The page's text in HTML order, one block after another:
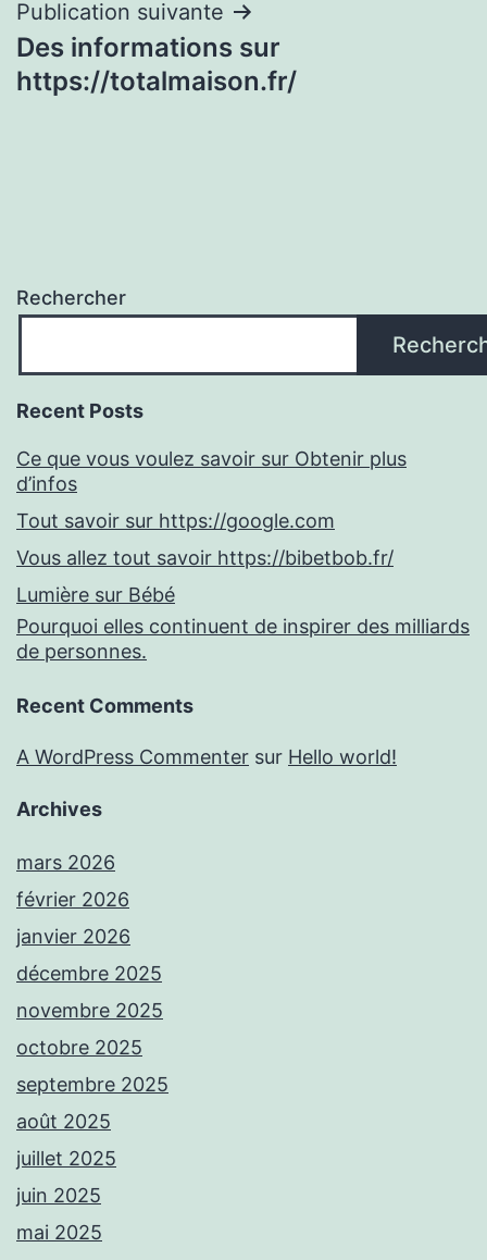
Publication suivante
Des informations sur
https://totalmaison.fr/
Rechercher
Recent Posts
Ce que vous voulez savoir sur Obtenir plus
d’infos
Tout savoir sur https://google.com
Vous allez tout savoir https://bibetbob.fr/
Lumière sur Bébé
Pourquoi elles continuent de inspirer des milliards
de personnes.
Recent Comments
A WordPress Commenter sur Hello world!
Archives
mars 2026
février 2026
janvier 2026
décembre 2025
novembre 2025
octobre 2025
septembre 2025
août 2025
juillet 2025
juin 2025
mai 2025